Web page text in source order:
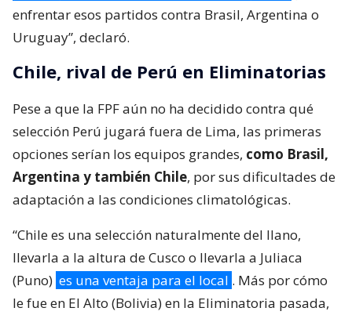
enfrentar esos partidos contra Brasil, Argentina o
Uruguay”, declaró.
Chile, rival de Perú en Eliminatorias
Pese a que la FPF aún no ha decidido contra qué
selección Perú jugará fuera de Lima, las primeras
opciones serían los equipos grandes, como Brasil,
Argentina y también Chile, por sus dificultades de
adaptación a las condiciones climatológicas.
“Chile es una selección naturalmente del llano,
llevarla a la altura de Cusco o llevarla a Juliaca
(Puno) es una ventaja para el local . Más por cómo
le fue en El Alto (Bolivia) en la Eliminatoria pasada,